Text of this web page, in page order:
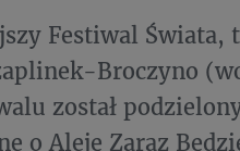
Festiwal Świata,
Broczyno
został
o Aleję Zaraz